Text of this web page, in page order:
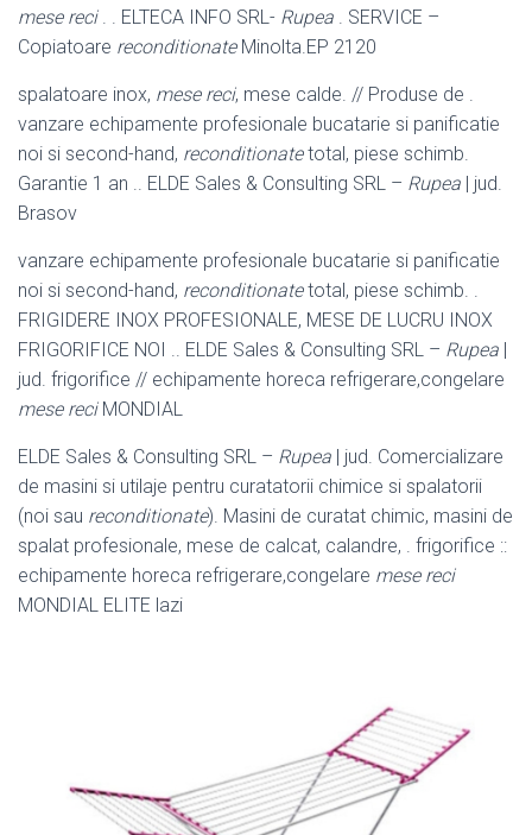
mese reci. . ELTECA INFO SRL- Rupea . SERVICE –
Copiatoare reconditionateMinolta.EP 2120
spalatoare inox, mese reci, mese calde. // Produse de .
vanzare echipamente profesionale bucatarie si panificatie
noi si second-hand, reconditionatetotal, piese schimb.
Garantie 1 an .. ELDE Sales & Consulting SRL – Rupea | jud.
Brasov
vanzare echipamente profesionale bucatarie si panificatie
noi si second-hand, reconditionatetotal, piese schimb. .
FRIGIDERE INOX PROFESIONALE, MESE DE LUCRU INOX
FRIGORIFICE NOI .. ELDE Sales & Consulting SRL – Rupea |
jud. frigorifice // echipamente horeca refrigerare,congelare
mese reciMONDIAL
ELDE Sales & Consulting SRL – Rupea | jud. Comercializare
de masini si utilaje pentru curatatorii chimice si spalatorii
(noi sau reconditionate). Masini de curatat chimic, masini de
spalat profesionale, mese de calcat, calandre, . frigorifice ::
echipamente horeca refrigerare,congelare mese reci
MONDIAL ELITE lazi